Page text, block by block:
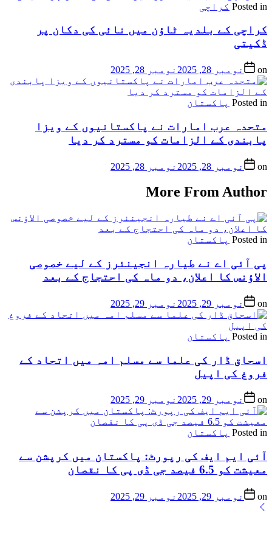
Posted in کراچی
کراچی کے بلدیہ ٹاؤن میں نائی کی دکان پر
ڈکیتی
on نومبر 28, 2025 نومبر 28, 2025
Posted in پاکستان
متحدہ عرب امارات نے پاکستانیوں کے ویزا
پابندی کے الزامات کو مسترد کر دیا
on نومبر 28, 2025 نومبر 28, 2025
More From Author
Posted in پاکستان
پی آئی اے نے طیارہ انجینئرز کے لیے خصوصی
الاؤنس کا اعلان، دو ماہ کی احتجاج کے بعد
on نومبر 29, 2025 نومبر 29, 2025
Posted in پاکستان
اسحاق ڈار کی علما سے مسلم امہ میں اتحاد کے
فروغ کی اپیل
on نومبر 29, 2025 نومبر 29, 2025
Posted in پاکستان
آئی ایم ایف کی رپورٹ: پاکستان میں کرپشن سے
معیشت کو 6.5 فیصد جی ڈی پی کا نقصان
on نومبر 29, 2025 نومبر 29, 2025